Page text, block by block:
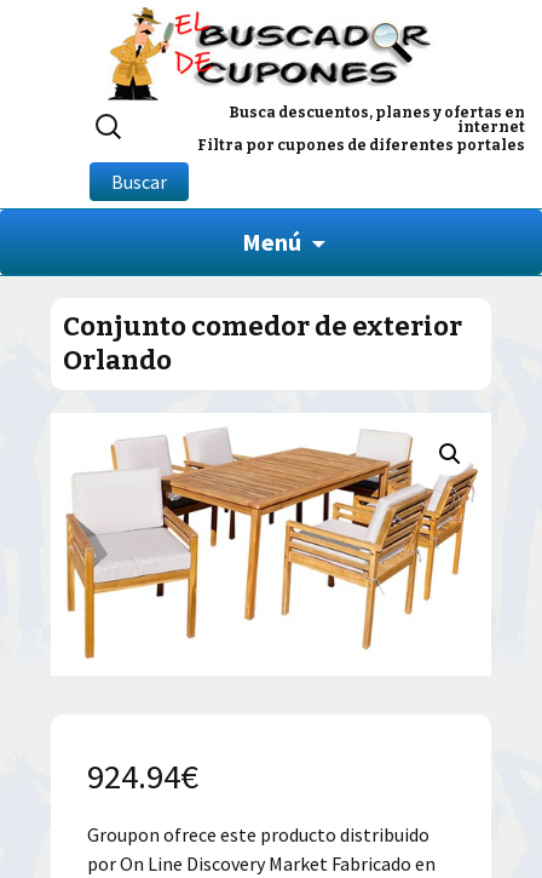
Busca descuentos, planes y ofertas en
internet
Filtra por cupones de diferentes portales
Buscar
por:
Buscar
Menú
Conjunto comedor de exterior
Orlando
924.94€
Groupon ofrece este producto distribuido
por On Line Discovery Market Fabricado en